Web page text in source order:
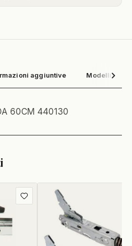
aggiuntive Modelli
60CM 440130
Aggiungi
ai